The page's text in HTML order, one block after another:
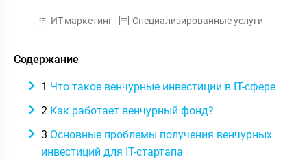
ИТ-маркетинг Специализированные услуги
Содержание
1 Что такое венчурные инвестиции в IT-сфере
2 Как работает венчурный фонд?
3 Основные проблемы получения венчурных
инвестиций для IT-стартапа